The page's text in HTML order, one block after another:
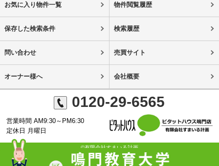
お気に入り物件一覧 物件閲覧履歴
保存した検索条件 検索履歴
問い合わせ 売買サイト
オーナー様へ 会社概要
0120-29-6565
営業時間 AM9:30～PM6:30
定休日 月曜日
©有限会社すまいる計画